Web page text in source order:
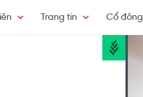
Trang tin Cổ đông